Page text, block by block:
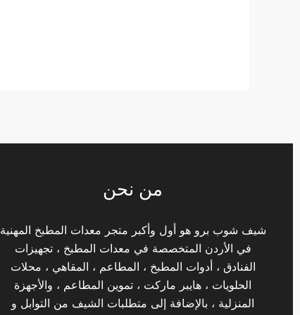
من نحن
شيف شوب برو هو أول وأكبر متجر معدات المطبخ المهنية
في الأردن المتخصصة في معدات المطبخ ، تجهيزات
الفنادق ، أدوات المطبخ ، المطاعم ، المقاهي ، محلات
الحلويات ، هايبر ماركت ، تموين المطاعم ، والأجهزة
المنزلية ، بالإضافة إلى متطلبات الشيف من التوابل و